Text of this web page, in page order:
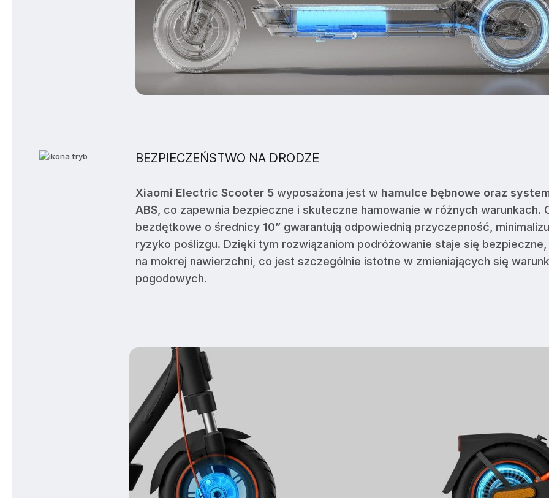
BEZPIECZEŃSTWO NA DRODZE
Xiaomi Electric Scooter 5wyposażona jest w hamulce bębnowe oraz
ABS, co zapewnia bezpieczne i skuteczne hamowanie w różnych warunkach.
bezdętkowe o średnicy 10”gwarantują odpowiednią przyczepność,
ryzyko poślizgu. Dzięki tym rozwiązaniom podróżowanie staje się
na mokrej nawierzchni, co jest szczególnie istotne w zmieniających się
pogodowych.